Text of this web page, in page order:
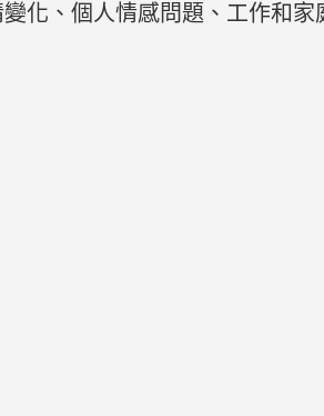
化、個人情感問題、工作和家